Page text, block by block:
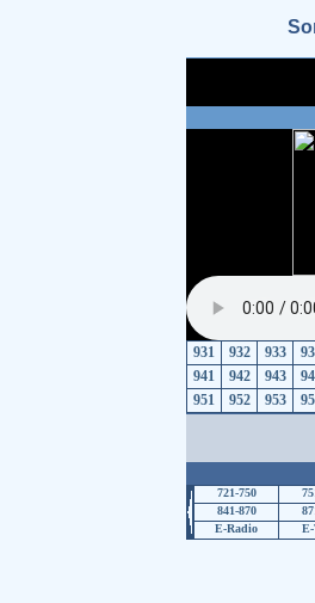
931 932 933
941
942 943
951
952 953
721-750
841-870
E-Radio